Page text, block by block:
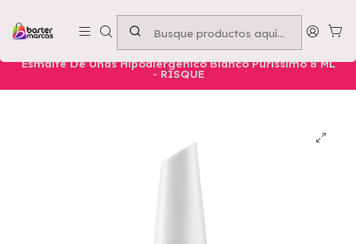
Emprende con nosotros -Compra mínima $50.000
Nuestros Productos Belleza Manos
Esmalte De Uñas Hipoalergénico Blanco Puríssimo 8 ML
- RISQUE